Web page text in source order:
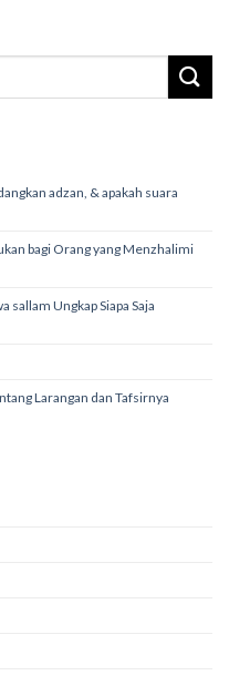
adzan, & apakah suara
bagi Orang yang Menzhalimi
sallam Ungkap Siapa Saja
Larangan dan Tafsirnya